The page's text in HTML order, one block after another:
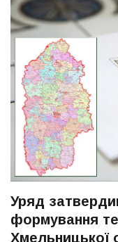
Уряд
формування
Хмельницької